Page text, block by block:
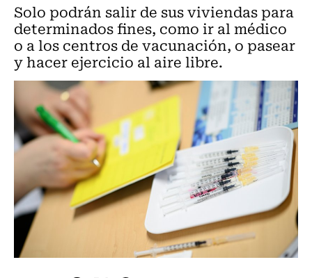
Solo podrán salir de sus viviendas para
determinados fines, como ir al médico
o a los centros de vacunación, o pasear
y hacer ejercicio al aire libre.